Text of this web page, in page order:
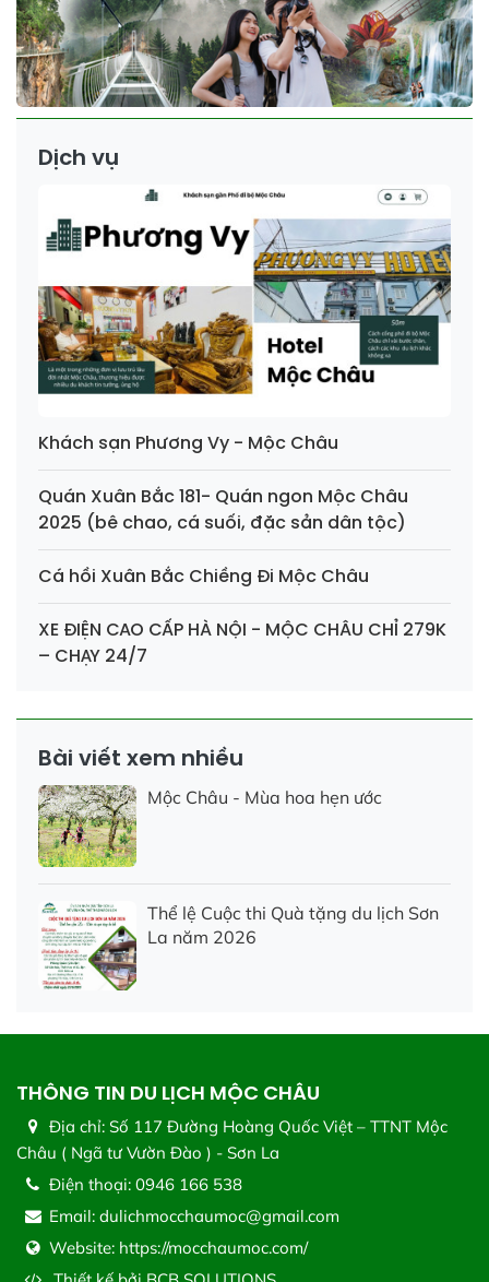
Dịch vụ
Khách sạn Phương Vy - Mộc Châu
Quán Xuân Bắc 181- Quán ngon Mộc Châu
2025 (bê chao, cá suối, đặc sản dân tộc)
Cá hồi Xuân Bắc Chiềng Đi Mộc Châu
XE ĐIỆN CAO CẤP HÀ NỘI - MỘC CHÂU CHỈ 279K
– CHẠY 24/7
Bài viết xem nhiều
Mộc Châu - Mùa hoa hẹn ước
Thể lệ Cuộc thi Quà tặng du lịch Sơn
La năm 2026
THÔNG TIN DU LỊCH MỘC CHÂU
Địa chỉ: Số 117 Đường Hoàng Quốc Việt – TTNT Mộc
Châu ( Ngã tư Vườn Đào ) - Sơn La
Điện thoại: 0946 166 538
Email: dulichmocchaumoc@gmail.com
Website: https://mocchaumoc.com/